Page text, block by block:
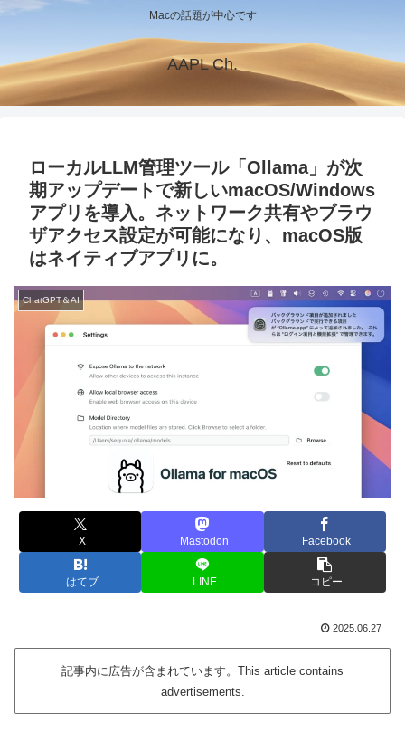
Macの話題が中心です
AAPL Ch.
ローカルLLM管理ツール「Ollama」が次
期アップデートで新しいmacOS/Windows
アプリを導入。ネットワーク共有やブラウ
ザアクセス設定が可能になり、macOS版
はネイティブアプリに。
ChatGPT＆AI
X Mastodon Facebook
はてブ LINE コピー
2025.06.27
記事内に広告が含まれています。This article contains
advertisements.